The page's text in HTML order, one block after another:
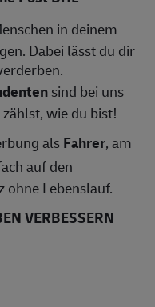
in deinem
Dabei lässt du dir
sind bei uns
wie du bist!
alsFahrer, am
auf den
ohne Lebenslauf.
VERBESSERN